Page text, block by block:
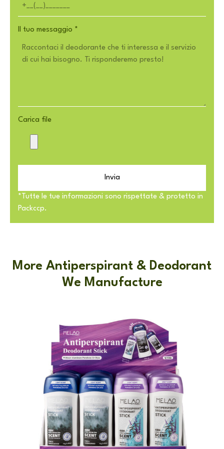
Il tuo messaggio *
Carica file
Invia
*Tutte le tue informazioni sono rispettate & protetto in
Packccp.
More Antiperspirant & Deodorant
We Manufacture